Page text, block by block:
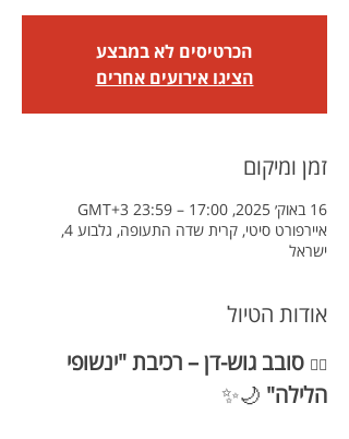
הכרטיסים לא במבצע
הציגו אירועים אחרים
זמן ומיקום
16 באוק׳ 2025, 17:00 – 23:59 GMT‎+3‎
איירפורט סיטי, קרית שדה התעופה, גלבוע 4,
ישראל
אודות הטיול
🚴‍♂️ סובב גוש-דן – רכיבת "ינשופי
הלילה" 🌙✨